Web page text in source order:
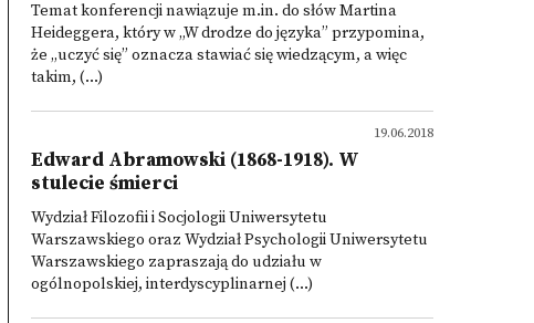
Temat konferencji nawiązuje m.in. do słów Martina
Heideggera, który w „W drodze do języka” przypomina,
że „uczyć się” oznacza stawiać się wiedzącym, a więc
takim, (...)
19.06.2018
Edward Abramowski (1868-1918). W
stulecie śmierci
Wydział Filozofii i Socjologii Uniwersytetu
Warszawskiego oraz Wydział Psychologii Uniwersytetu
Warszawskiego zapraszają do udziału w
ogólnopolskiej, interdyscyplinarnej (...)